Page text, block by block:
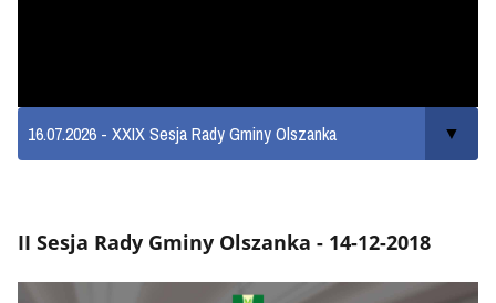
II Sesja Rady Gminy Olszanka - 14-12-2018